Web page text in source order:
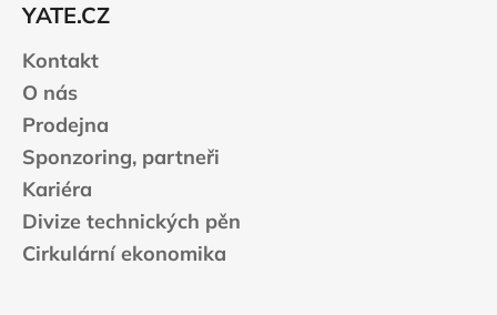
YATE.CZ
Kontakt
O nás
Prodejna
Sponzoring, partneři
Kariéra
Divize technických pěn
Cirkulární ekonomika